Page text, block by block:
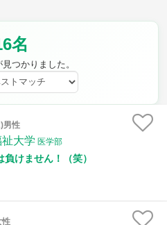
名
つかりました。
男性
大学 医学部
けません！（笑）
性
理科
図画工作 書写